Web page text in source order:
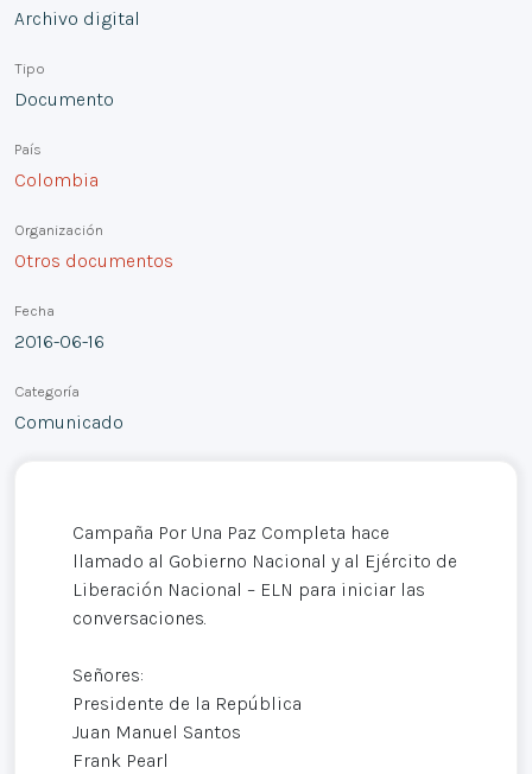
Archivo digital
Tipo
Documento
País
Colombia
Organización
Otros documentos
Fecha
2016-06-16
Categoría
Comunicado
Campaña Por Una Paz Completa hace
llamado al Gobierno Nacional y al Ejército de
Liberación Nacional – ELN para iniciar las
conversaciones.
Señores:
Presidente de la República
Juan Manuel Santos
Frank Pearl